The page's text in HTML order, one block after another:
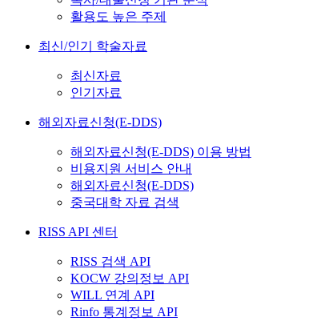
활용도 높은 주제
최신/인기 학술자료
최신자료
인기자료
해외자료신청(E-DDS)
해외자료신청(E-DDS) 이용 방법
비용지원 서비스 안내
해외자료신청(E-DDS)
중국대학 자료 검색
RISS API 센터
RISS 검색 API
KOCW 강의정보 API
WILL 연계 API
Rinfo 통계정보 API